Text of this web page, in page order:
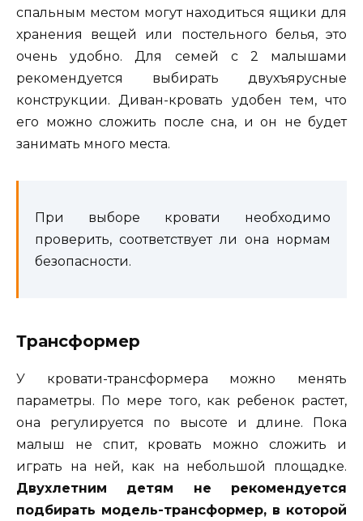
спальным местом могут находиться ящики для
хранения вещей или постельного белья, это
очень удобно. Для семей с 2 малышами
рекомендуется выбирать двухъярусные
конструкции. Диван-кровать удобен тем, что
его можно сложить после сна, и он не будет
занимать много места.
При выборе кровати необходимо
проверить, соответствует ли она нормам
безопасности.
Трансформер
У кровати-трансформера можно менять
параметры. По мере того, как ребенок растет,
она регулируется по высоте и длине. Пока
малыш не спит, кровать можно сложить и
играть на ней, как на небольшой площадке.
Двухлетним детям не рекомендуется
подбирать модель-трансформер, в которой